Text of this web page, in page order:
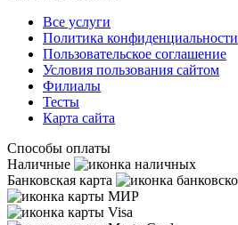
Все услуги
Политика конфиденциальности
Пользовательское cоглашение
Условия пользования сайтом
Филиалы
Тесты
Карта сайта
Способы оплаты
Наличные
Банковская карта